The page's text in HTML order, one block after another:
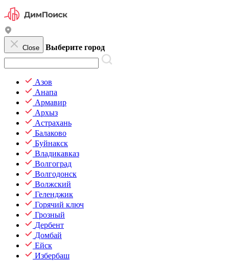
Close Выберите город
Азов
Анапа
Армавир
Архыз
Астрахань
Балаково
Буйнакск
Владикавказ
Волгоград
Волгодонск
Волжский
Геленджик
Горячий ключ
Грозный
Дербент
Домбай
Ейск
Избербаш